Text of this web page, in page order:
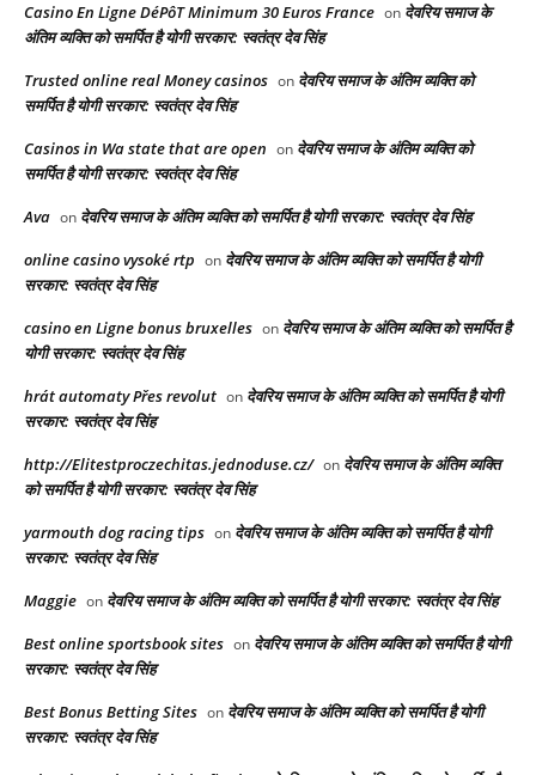
Casino En Ligne DéPôT Minimum 30 Euros France on देवरिय समाज के
अंतिम व्यक्ति को समर्पित है योगी सरकार: स्वतंत्र देव सिंह
Trusted online real Money casinos on देवरिय समाज के अंतिम व्यक्ति को
समर्पित है योगी सरकार: स्वतंत्र देव सिंह
Casinos in Wa state that are open on देवरिय समाज के अंतिम व्यक्ति को
समर्पित है योगी सरकार: स्वतंत्र देव सिंह
Ava on देवरिय समाज के अंतिम व्यक्ति को समर्पित है योगी सरकार: स्वतंत्र देव सिंह
online casino vysoké rtp on देवरिय समाज के अंतिम व्यक्ति को समर्पित है योगी
सरकार: स्वतंत्र देव सिंह
casino en Ligne bonus bruxelles on देवरिय समाज के अंतिम व्यक्ति को समर्पित है
योगी सरकार: स्वतंत्र देव सिंह
hrát automaty Přes revolut on देवरिय समाज के अंतिम व्यक्ति को समर्पित है योगी
सरकार: स्वतंत्र देव सिंह
http://Elitestproczechitas.jednoduse.cz/ on देवरिय समाज के अंतिम व्यक्ति
को समर्पित है योगी सरकार: स्वतंत्र देव सिंह
yarmouth dog racing tips​ on देवरिय समाज के अंतिम व्यक्ति को समर्पित है योगी
सरकार: स्वतंत्र देव सिंह
Maggie on देवरिय समाज के अंतिम व्यक्ति को समर्पित है योगी सरकार: स्वतंत्र देव सिंह
Best online sportsbook sites on देवरिय समाज के अंतिम व्यक्ति को समर्पित है योगी
सरकार: स्वतंत्र देव सिंह
Best Bonus Betting Sites on देवरिय समाज के अंतिम व्यक्ति को समर्पित है योगी
सरकार: स्वतंत्र देव सिंह